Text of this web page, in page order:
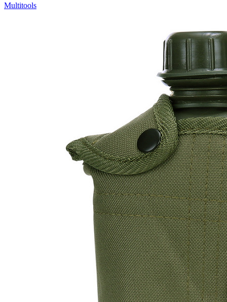
Multitools